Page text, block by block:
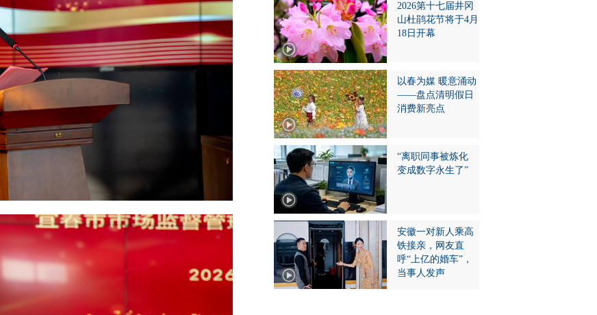
2026第十七届井冈
山杜鹃花节将于4月
18日开幕
以春为媒 暖意涌动
——盘点清明假日
消费新亮点
“离职同事被炼化
变成数字永生了”
安徽一对新人乘高
铁接亲，网友直
呼“上亿的婚车”，
当事人发声